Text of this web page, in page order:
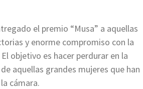
el premio “Musa” a aquellas
y enorme compromiso con la
objetivo es hacer perdurar en la
aquellas grandes mujeres que han
cámara.